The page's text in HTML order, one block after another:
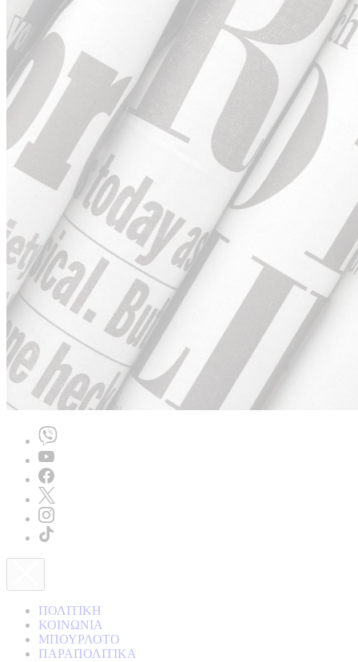
ΠΟΛΙΤΙΚΗ
ΚΟΙΝΩΝΙΑ
ΜΠΟΥΡΛΟΤΟ
ΠΑΡΑΠΟΛΙΤΙΚΑ